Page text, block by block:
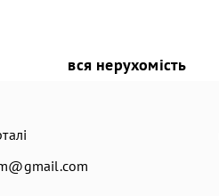
вся нерухомість